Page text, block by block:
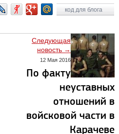
код для блога
Следующая
новость →
12 Мая 2016
По факту
неуставных
отношений в
войсковой части в
Карачеве